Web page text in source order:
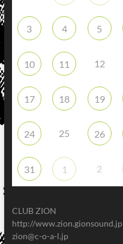
3 4 5
10 11 12
17 18 19
24 25 26
31 1 2
CLUB ZION
http://www.zion.gionsound.jp
zion@c-o-a-l.jp